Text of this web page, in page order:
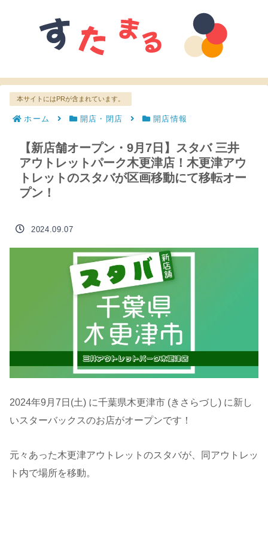
本サイトにはPRが含まれています。
ホーム 開店・閉店 開店情報
【新店舗オープン・9月7日】スタバ 三井
アウトレットパーク木更津店！木更津アウ
トレットのスタバが区画移動にて移転オー
プン！
2024.09.07
2024年9月7日(土) に千葉県木更津市 (きさらづし) に新し
いスターバックスのお店がオープンです！
元々あった木更津アウトレットのスタバが、同アウトレッ
ト内で場所を移動。